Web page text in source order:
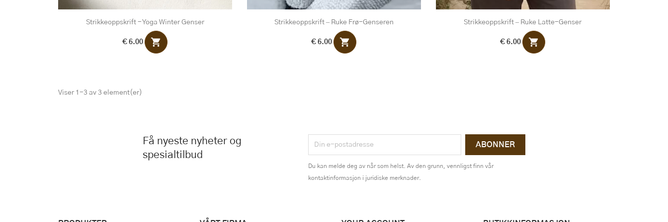
Strikkeoppskrift - Yoga Winter Genser
€ 6.00 shopping_cart
Strikkeoppskrift – Ruke Frø-Genseren
€ 6.00 shopping_cart
Strikkeoppskrift – Ruke Latte-Genser
€ 6.00 shopping_cart
Viser 1-3 av 3 element(er)
Få nyeste nyheter og
spesialtilbud
Du kan melde deg av når som helst. Av den grunn, vennligst finn vår
kontaktinformasjon i juridiske merknader.